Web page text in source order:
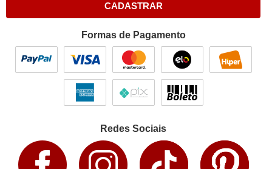
CADASTRAR
Formas de Pagamento
Redes Sociais